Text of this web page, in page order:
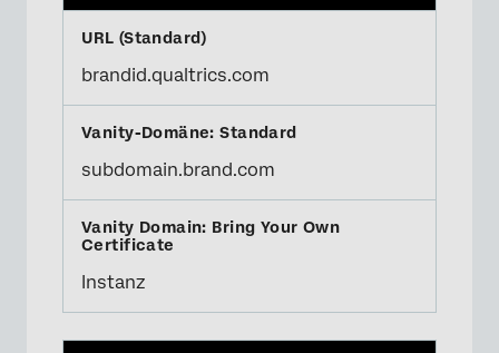
brandid.qualtrics.com
subdomain.brand.com
Instanz